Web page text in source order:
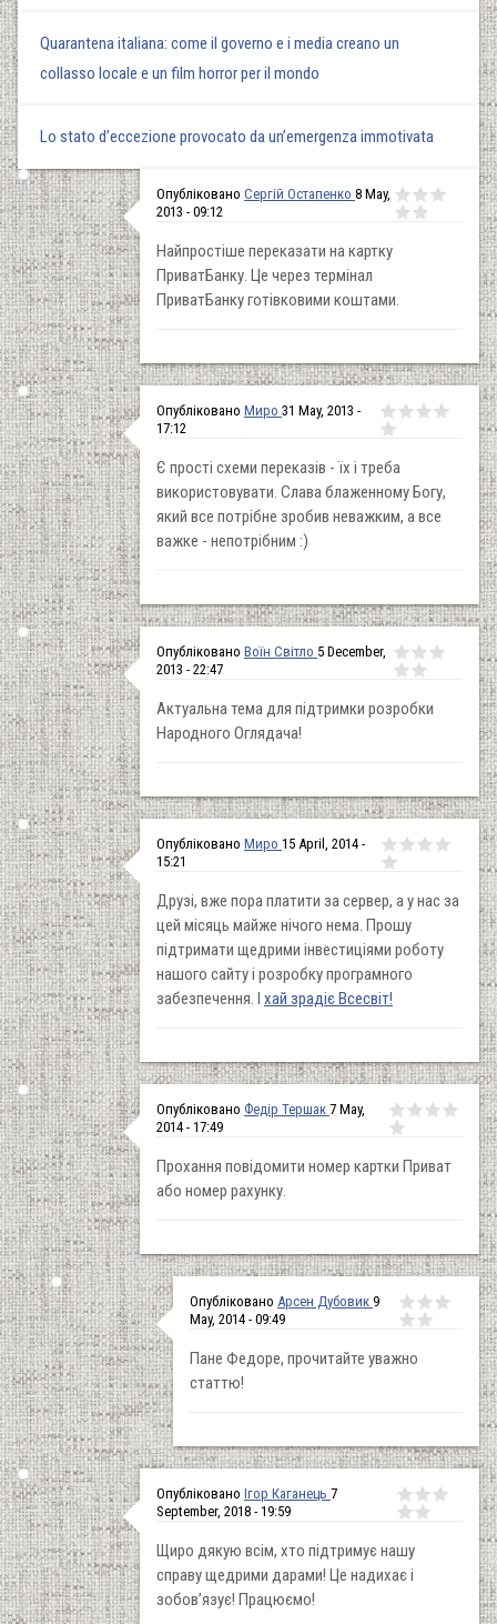
Quarantena italiana: come il governo e i media creano un
collasso locale e un film horror per il mondo
Lo stato d’eccezione provocato da un’emergenza immotivata
Опубліковано Сергій Остапенко 8 May,
2013 - 09:12
Найпростіше переказати на картку
ПриватБанку. Це через термінал
ПриватБанку готівковими коштами.
Опубліковано Миро 31 May, 2013 -
17:12
Є прості схеми переказів - їх і треба
використовувати. Слава блаженному Богу,
який все потрібне зробив неважким, а все
важке - непотрібним :)
Опубліковано Воїн Світло 5 December,
2013 - 22:47
Актуальна тема для підтримки розробки
Народного Оглядача!
Опубліковано Миро 15 April, 2014 -
15:21
Друзі, вже пора платити за сервер, а у нас за
цей місяць майже нічого нема. Прошу
підтримати щедрими інвестиціями роботу
нашого сайту і розробку програмного
забезпечення. І хай зрадіє Всесвіт!
Опубліковано Федір Тершак 7 May,
2014 - 17:49
Прохання повідомити номер картки Приват
або номер рахунку.
Опубліковано Арсен Дубовик 9
May, 2014 - 09:49
Пане Федоре, прочитайте уважно
статтю!
Опубліковано Ігор Каганець 7
September, 2018 - 19:59
Щиро дякую всім, хто підтримує нашу
справу щедрими дарами! Це надихає і
зобов’язує! Працюємо!